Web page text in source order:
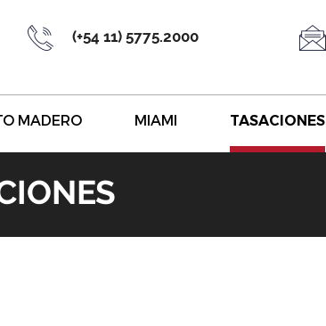
(+54 11) 5775.2000
MADERO MIAMI TASACIONES